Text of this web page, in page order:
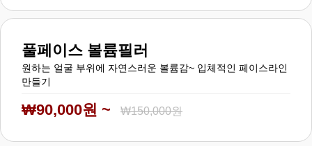
풀페이스 볼륨필러
원하는 얼굴 부위에 자연스러운 볼륨감~ 입체적인 페이스라인
만들기
₩90,000원 ~ ₩150,000원